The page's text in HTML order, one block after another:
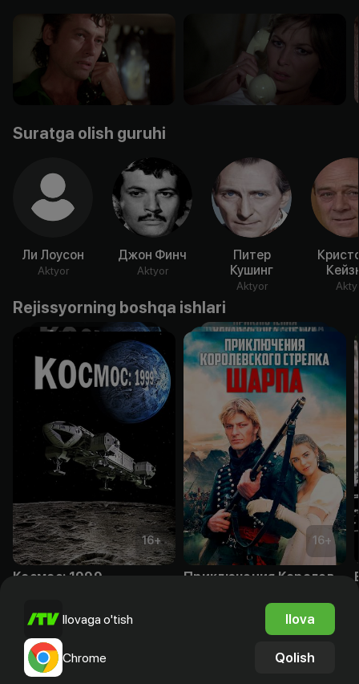
Suratga olish guruhi
Ли Лоусон
Aktyor
Джон Финч
Aktyor
Питер
Кушинг
Aktyor
Rejissyorning boshqa ishlari
16+
Космос: 1999
16+
Ilovaga o'tish Ilova
Chrome Qolish